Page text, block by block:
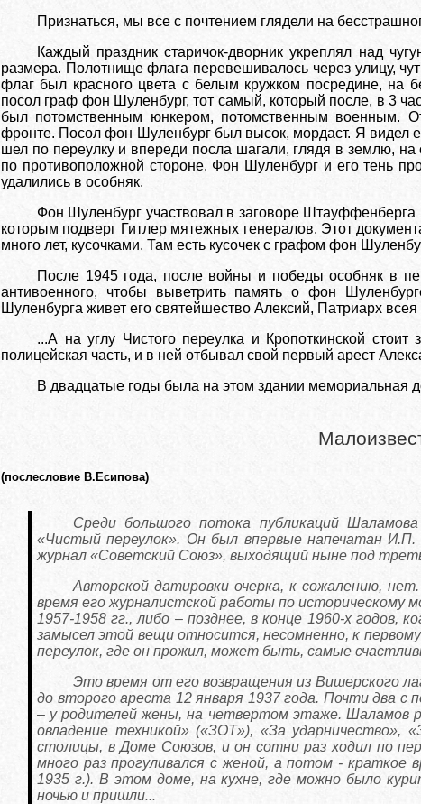
Признаться, мы все с почтением глядели на
Каждый праздник старичок-дворник укреплял над
размера. Полотнище флага перевешивалось через улицу,
флаг был красного цвета с белым кружком посредине, на
посол граф фон Шуленбург, тот самый, который после, в 3
был потомственным юнкером, потомственным
фронте. Посол фон Шуленбург был высок, мордаст. Я видел
шел по переулку и впереди посла шагали, глядя в землю,
по противоположной стороне. Фон Шуленбург и его тень
удалились в особняк.
Фон Шуленбург участвовал в заговоре
которым подверг Гитлер мятежных генералов. Этот
много лет, кусочками. Там есть кусочек с графом фон
После 1945 года, после войны и победы особняк в
антивоенного, чтобы выветрить память о фон
Шуленбурга живет его святейшество Алексий, Патриарх всея
...А на углу Чистого переулка и Кропоткинской
полицейская часть, и в ней отбывал свой первый арест
В двадцатые годы была на этом здании мемориальная
(послесловие В.Есипова)
Среди большого потока публикаций
«Чистый переулок». Он был впервые напечатан
журнал «Советский Союз», выходящий ныне под
Авторской датировки очерка, к сожалению,
время его журналистской работы по историческому
1957-1958 гг., либо – позднее, в конце 1960-х годов,
замысел этой вещи относится, несомненно, к
переулок, где он прожил, может быть, самые
Это время от его возвращения из Вишерского
до второго ареста 12 января 1937 года. Почти два
– у родителей жены, на четвертом этаже. Шаламов
овладение техникой» («ЗОТ»), «За
столицы, в Доме Союзов, и он сотни раз ходил по
много раз прогуливался с женой, а потом - краткое
1935 г.). В этом доме, на кухне, где можно было
ночью и пришли...